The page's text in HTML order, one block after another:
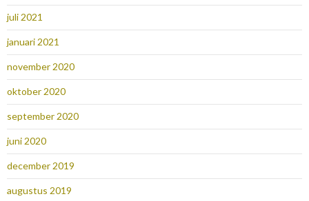
juli 2021
januari 2021
november 2020
oktober 2020
september 2020
juni 2020
december 2019
augustus 2019